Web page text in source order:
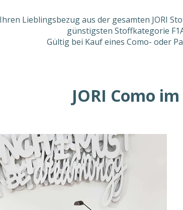
Lieblingsbezug aus der gesamten JORI
günstigsten Stoffkategorie
Gültig bei Kauf eines Como- oder
JORI Como